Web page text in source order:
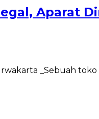
Aparat
_Sebuah